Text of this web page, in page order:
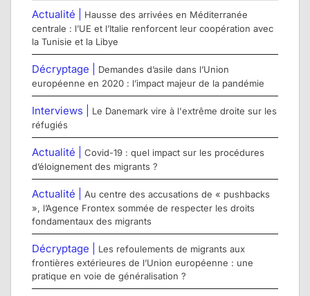
Actualité |
Hausse des arrivées en Méditerranée
centrale : l’UE et l’Italie renforcent leur coopération avec
la Tunisie et la Libye
Décryptage |
Demandes d’asile dans l’Union
européenne en 2020 : l’impact majeur de la pandémie
Interviews |
Le Danemark vire à l'extrême droite sur les
réfugiés
Actualité | Covid-19 : quel impact sur les procédures
d’éloignement des migrants ?
Actualité | Au centre des accusations de « pushbacks
», l’Agence Frontex sommée de respecter les droits
fondamentaux des migrants
Décryptage |
Les refoulements de migrants aux
frontières extérieures de l’Union européenne : une
pratique en voie de généralisation ?